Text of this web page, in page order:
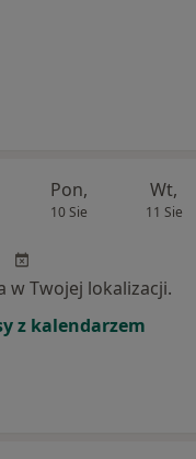
Pon,
10 Sie
Wt,
11 Sie
w Twojej lokalizacji.
z kalendarzem